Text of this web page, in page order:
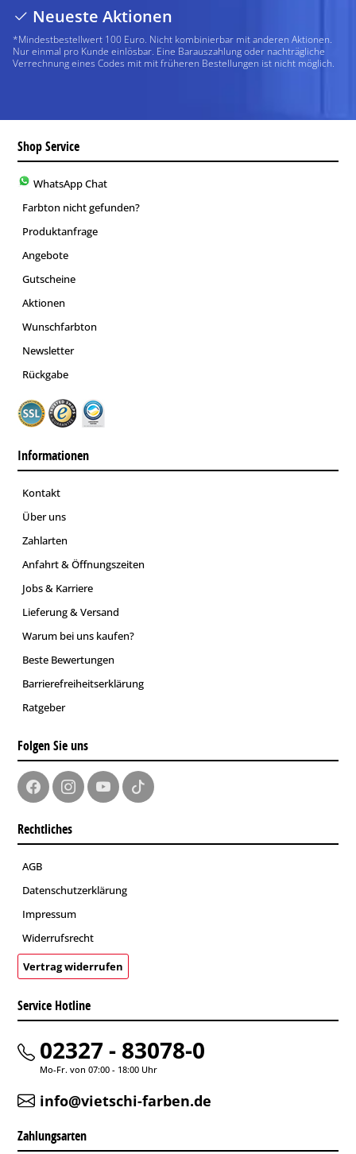
Neueste Aktionen
*Mindestbestellwert 100 Euro. Nicht kombinierbar mit anderen Aktionen.
Nur einmal pro Kunde einlösbar. Eine Barauszahlung oder nachträgliche
Verrechnung eines Codes mit mit früheren Bestellungen ist nicht möglich.
Shop Service
WhatsApp Chat
Farbton nicht gefunden?
Produktanfrage
Angebote
Gutscheine
Aktionen
Wunschfarbton
Newsletter
Rückgabe
Informationen
Kontakt
Über uns
Zahlarten
Anfahrt & Öffnungszeiten
Jobs & Karriere
Lieferung & Versand
Warum bei uns kaufen?
Beste Bewertungen
Barrierefreiheitserklärung
Ratgeber
Folgen Sie uns
Rechtliches
AGB
Datenschutzerklärung
Impressum
Widerrufsrecht
Vertrag widerrufen
Service Hotline
02327 - 83078-0
Mo-Fr. von 07:00 - 18:00 Uhr
info@vietschi-farben.de
Zahlungsarten